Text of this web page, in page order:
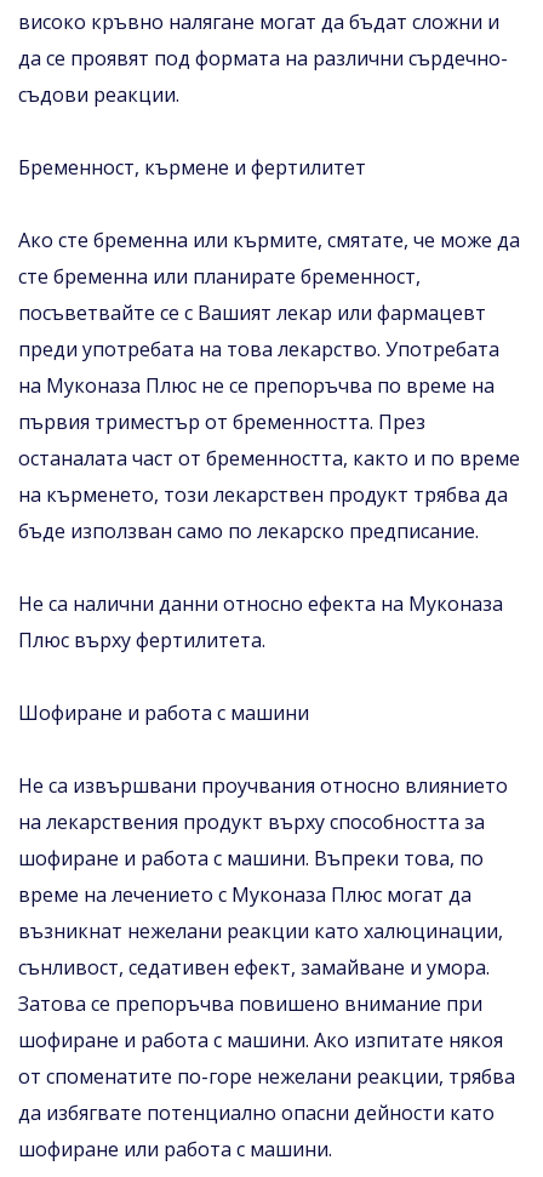
високо кръвно налягане могат да бъдат сложни и
да се проявят под формата на различни сърдечно-
съдови реакции.
Бременност, кърмене и фертилитет
Ако сте бременна или кърмите, смятате, че може да
сте бременна или планирате бременност,
посъветвайте се с Вашият лекар или фармацевт
преди употребата на това лекарство. Употребата
на Муконаза Плюс не се препоръчва по време на
първия триместър от бременността. През
останалата част от бременността, както и по време
на кърменето, този лекарствен продукт трябва да
бъде използван само по лекарско предписание.
Не са налични данни относно ефекта на Муконаза
Плюс върху фертилитета.
Шофиране и работа с машини
Не са извършвани проучвания относно влиянието
на лекарствения продукт върху способността за
шофиране и работа с машини. Въпреки това, по
време на лечението с Муконаза Плюс могат да
възникнат нежелани реакции като халюцинации,
сънливост, седативен ефект, замайване и умора.
Затова се препоръчва повишено внимание при
шофиране и работа с машини. Ако изпитате някоя
от споменатите по-горе нежелани реакции, трябва
да избягвате потенциално опасни дейности като
шофиране или работа с машини.